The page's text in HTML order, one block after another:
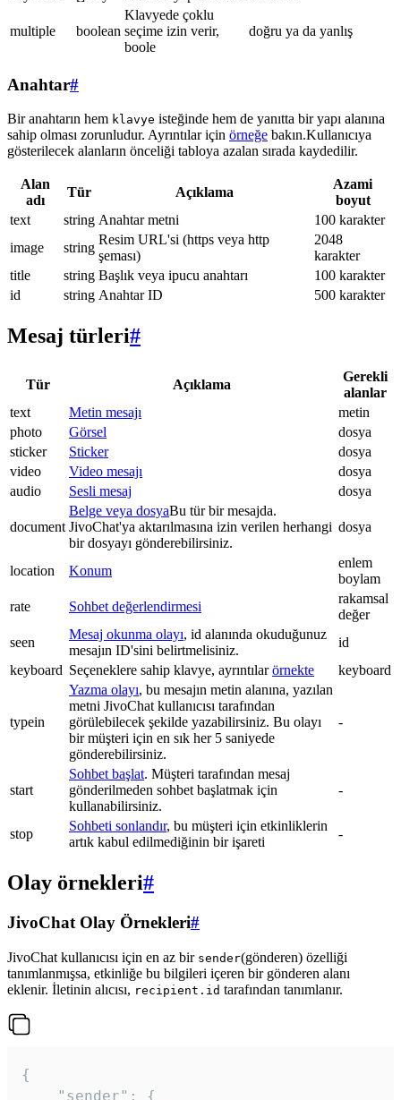
multiple boolean
Klavyede çoklu
seçime izin verir,
boole
doğru ya da yanlış
Anahtar#
Bir anahtarın hem klavye isteğinde hem de yanıtta bir yapı alanına
sahip olması zorunludur. Ayrıntılar için örneğe bakın.Kullanıcıya
gösterilecek alanların önceliği tabloya azalan sırada kaydedilir.
Alan
adı
Tür Açıklama
Azami
boyut
text
string Anahtar metni
100 karakter
image
string
Resim URL'si (https veya http
şeması)
2048
karakter
title
string Başlık veya ipucu anahtarı
100 karakter
id
string Anahtar ID 500 karakter
Mesaj türleri#
Tür Açıklama
Gerekli
alanlar
text
Metin mesajı
metin
photo
Görsel
dosya
sticker
Sticker
dosya
video
Video mesajı
dosya
audio
Sesli mesaj dosya
document
Belge veya dosyaBu tür bir mesajda.
JivoChat'ya aktarılmasına izin verilen herhangi
bir dosyayı gönderebilirsiniz.
dosya
location Konum
enlem
boylam
rate
Sohbet değerlendirmesi
rakamsal
değer
seen
Mesaj okunma olayı, id alanında okuduğunuz
mesajın ID'sini belirtmelisiniz.
id
keyboard Seçeneklere sahip klavye, ayrıntılarörnekte keyboard
typein
Yazma olayı, bu mesajın metin alanına, yazılan
metni JivoChat kullanıcısı tarafından
görülebilecek şekilde yazabilirsiniz. Bu olayı
bir müşteri için en sık her 5 saniyede
gönderebilirsiniz.
-
start
Sohbet başlat. Müşteri tarafından mesaj
gönderilmeden sohbet başlatmak için
kullanabilirsiniz.
-
stop
Sohbeti sonlandır, bu müşteri için etkinliklerin
artık kabul edilmediğinin bir işareti
-
Olay örnekleri#
JivoChat Olay Örnekleri#
JivoChat kullanıcısı için en az bir sender(gönderen) özelliği
tanımlanmışsa, etkinliğe bu bilgileri içeren bir gönderen alanı
eklenir. İletinin alıcısı, recipient.id tarafından tanımlanır.
{